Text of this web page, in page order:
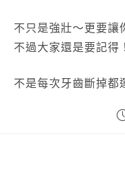
不只是強壯～更要讓
不過大家還是要記得！
不是每次牙齒斷掉都